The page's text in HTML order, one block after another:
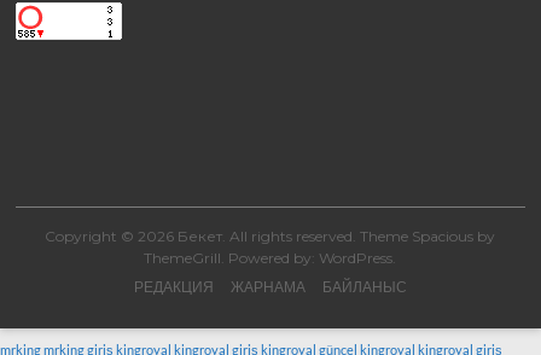
Copyright © 2026 Бекет. All rights reserved. Theme Spacious by
ThemeGrill. Powered by: WordPress.
РЕДАКЦИЯ
ЖАРНАМА БАЙЛАНЫС
mrkingmrking giriş kingroyal kingroyal giriş kingroyal güncel kingroyal kingroyal giriş